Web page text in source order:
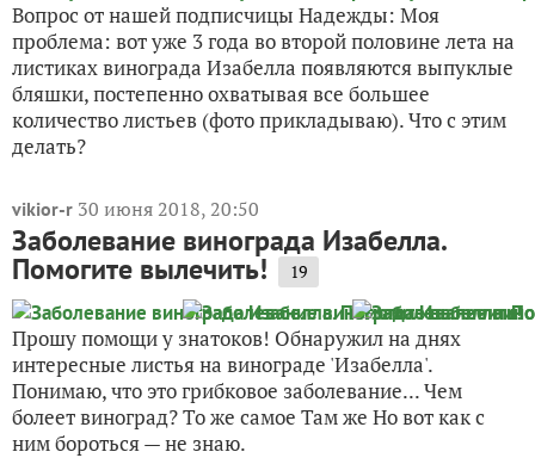
Вопрос от нашей подписчицы Надежды: Моя
проблема: вот уже 3 года во второй половине лета на
листиках винограда Изабелла появляются выпуклые
бляшки, постепенно охватывая все большее
количество листьев (фото прикладываю). Что с этим
делать?
vikior-r 30 июня 2018, 20:50
Заболевание винограда Изабелла.
Помогите вылечить! 19
Прошу помощи у знатоков! Обнаружил на днях
интересные листья на винограде 'Изабелла'.
Понимаю, что это грибковое заболевание... Чем
болеет виноград? То же самое Там же Но вот как с
ним бороться — не знаю.